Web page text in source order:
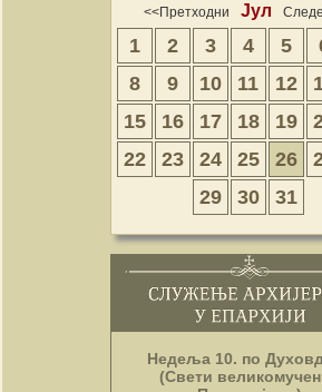
<<Претходни Јул
1 2 3 4 5
8
9 10 11 12
15
16 17 18 19
22
23 24 25 26
29
30 31
Недеља 10. по
(Свети